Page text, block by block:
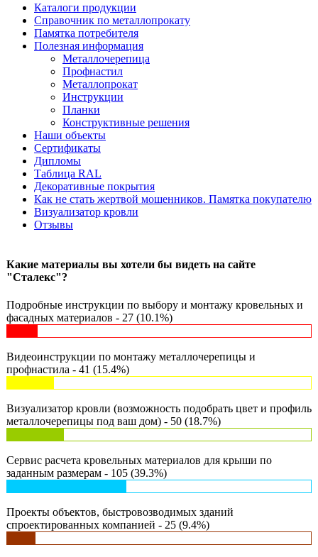
Каталоги продукции
Справочник по металлопрокату
Памятка потребителя
Полезная информация
Металлочерепица
Профнастил
Металлопрокат
Инструкции
Планки
Конструктивные решения
Наши объекты
Сертификаты
Дипломы
Таблица RAL
Декоративные покрытия
Как не стать жертвой мошенников. Памятка покупателю
Визуализатор кровли
Отзывы
Какие материалы вы хотели бы видеть на сайте
"Сталекс"?
Подробные инструкции по выбору и монтажу кровельных и
фасадных материалов - 27 (10.1%)
Видеоинструкции по монтажу металлочерепицы и
профнастила - 41 (15.4%)
Визуализатор кровли (возможность подобрать цвет и профиль
металлочерепицы под ваш дом) - 50 (18.7%)
Сервис расчета кровельных материалов для крыши по
заданным размерам - 105 (39.3%)
Проекты объектов, быстровозводимых зданий
спроектированных компанией - 25 (9.4%)